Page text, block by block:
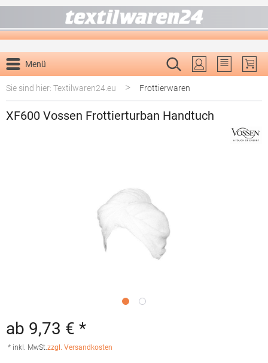
Menü
Du hast 0
Sie sind hier: Textilwaren24.eu
> Frottierwaren
XF600 Vossen Frottierturban Handtuch
ab 9,73 € *
* inkl. MwSt.zzgl. Versandkosten